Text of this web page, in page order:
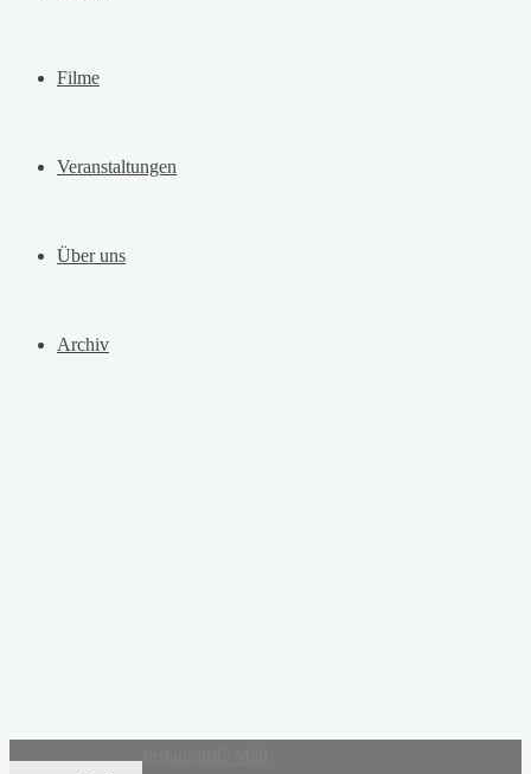
Filme
Veranstaltungen
Über uns
Archiv